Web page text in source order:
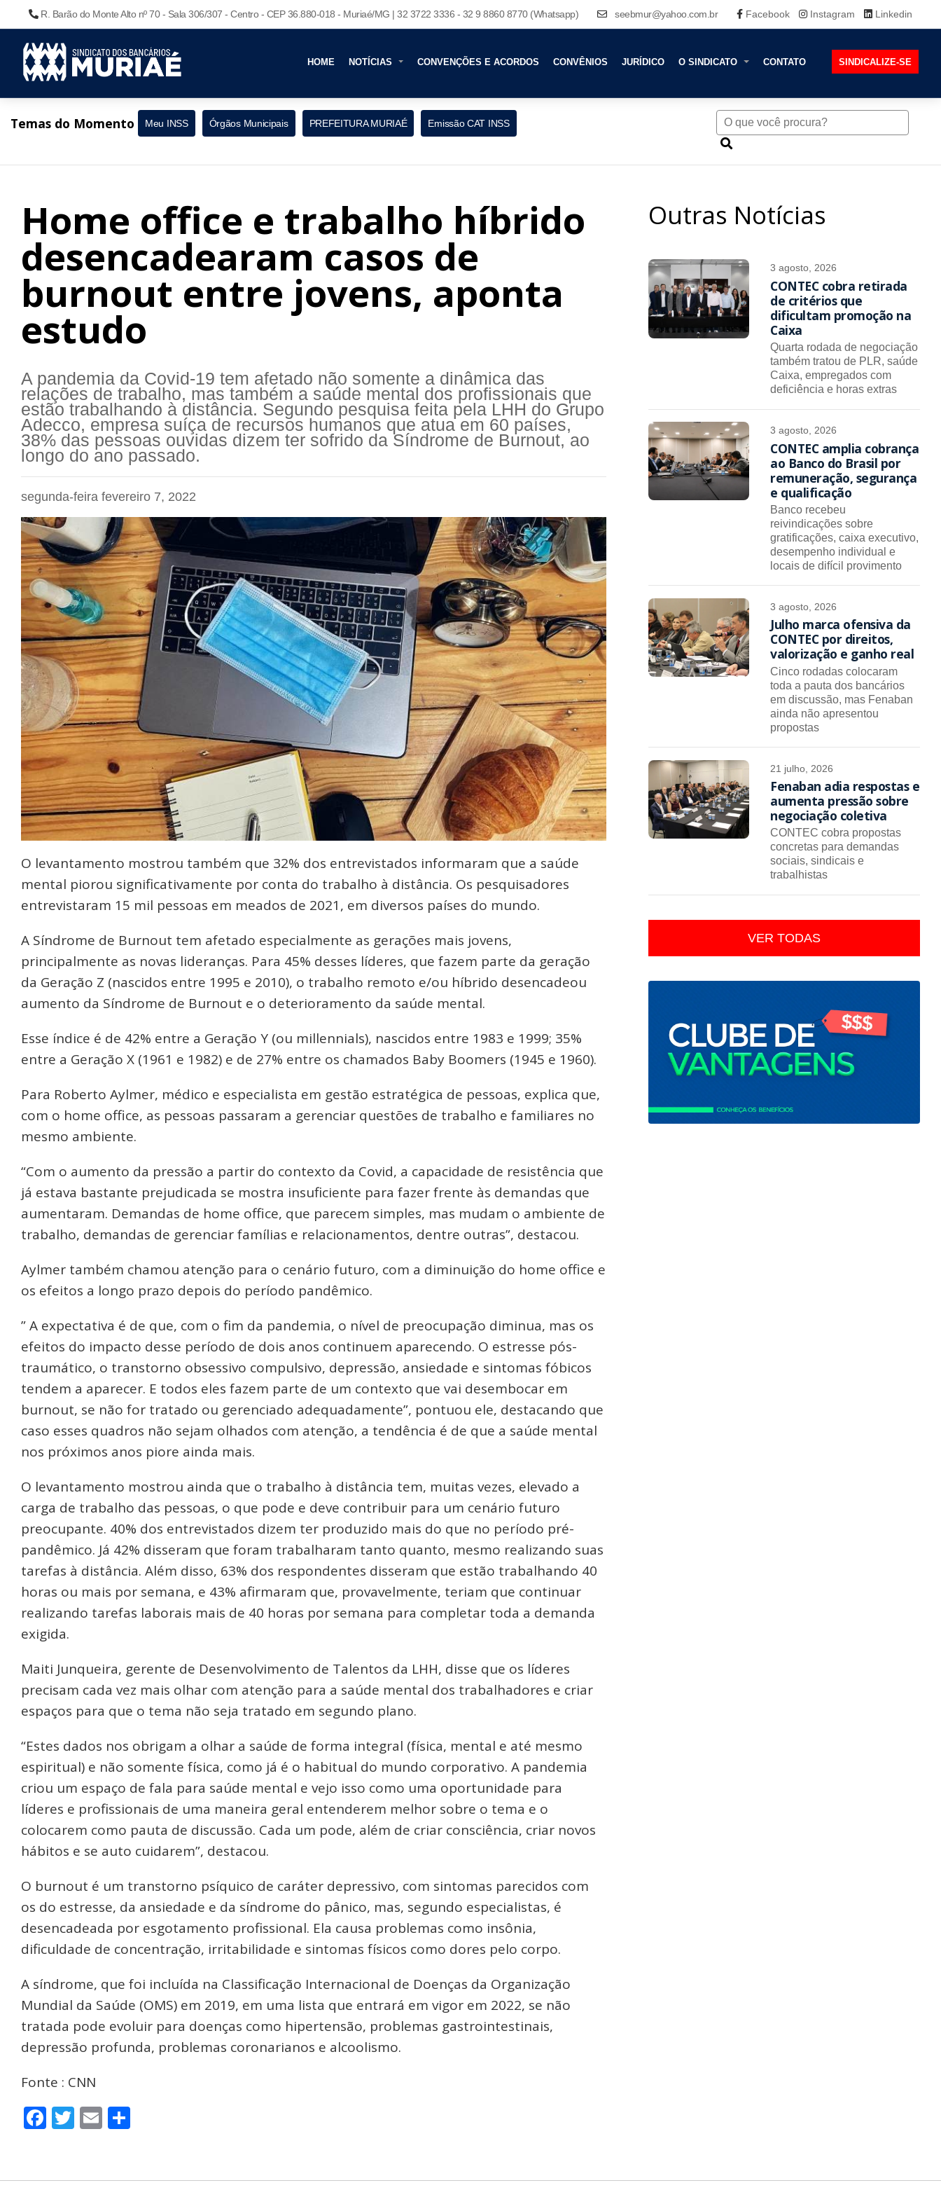
R. Barão do Monte Alto nº 70 - Sala 306/307 - Centro - CEP 36.880-018 - Muriaé/MG | 32 3722 3336 - 32 9 8860 8770 (Whatsapp) seebmur@yahoo.com.br Facebook Instagram Linkedin
HOME NOTÍCIAS CONVENÇÕES E ACORDOS CONVÊNIOS JURÍDICO O SINDICATO CONTATO SINDICALIZE-SE
Temas do Momento Meu INSS Órgãos Municipais PREFEITURA MURIAÉ Emissão CAT INSS
Home office e trabalho híbrido
desencadearam casos de
burnout entre jovens, aponta
estudo
A pandemia da Covid-19 tem afetado não somente a dinâmica das
relações de trabalho, mas também a saúde mental dos profissionais que
estão trabalhando à distância. Segundo pesquisa feita pela LHH do Grupo
Adecco, empresa suíça de recursos humanos que atua em 60 países,
38% das pessoas ouvidas dizem ter sofrido da Síndrome de Burnout, ao
longo do ano passado.
segunda-feira fevereiro 7, 2022
O levantamento mostrou também que 32% dos entrevistados informaram que a saúde
mental piorou significativamente por conta do trabalho à distância. Os pesquisadores
entrevistaram 15 mil pessoas em meados de 2021, em diversos países do mundo.
A Síndrome de Burnout tem afetado especialmente as gerações mais jovens,
principalmente as novas lideranças. Para 45% desses líderes, que fazem parte da geração
da Geração Z (nascidos entre 1995 e 2010), o trabalho remoto e/ou híbrido desencadeou
aumento da Síndrome de Burnout e o deterioramento da saúde mental.
Esse índice é de 42% entre a Geração Y (ou millennials), nascidos entre 1983 e 1999; 35%
entre a Geração X (1961 e 1982) e de 27% entre os chamados Baby Boomers (1945 e 1960).
Para Roberto Aylmer, médico e especialista em gestão estratégica de pessoas, explica que,
com o home office, as pessoas passaram a gerenciar questões de trabalho e familiares no
mesmo ambiente.
“Com o aumento da pressão a partir do contexto da Covid, a capacidade de resistência que
já estava bastante prejudicada se mostra insuficiente para fazer frente às demandas que
aumentaram. Demandas de home office, que parecem simples, mas mudam o ambiente de
trabalho, demandas de gerenciar famílias e relacionamentos, dentre outras”, destacou.
Aylmer também chamou atenção para o cenário futuro, com a diminuição do home office e
os efeitos a longo prazo depois do período pandêmico.
” A expectativa é de que, com o fim da pandemia, o nível de preocupação diminua, mas os
efeitos do impacto desse período de dois anos continuem aparecendo. O estresse pós-
traumático, o transtorno obsessivo compulsivo, depressão, ansiedade e sintomas fóbicos
tendem a aparecer. E todos eles fazem parte de um contexto que vai desembocar em
burnout, se não for tratado ou gerenciado adequadamente”, pontuou ele, destacando que
caso esses quadros não sejam olhados com atenção, a tendência é de que a saúde mental
nos próximos anos piore ainda mais.
O levantamento mostrou ainda que o trabalho à distância tem, muitas vezes, elevado a
carga de trabalho das pessoas, o que pode e deve contribuir para um cenário futuro
preocupante. 40% dos entrevistados dizem ter produzido mais do que no período pré-
pandêmico. Já 42% disseram que foram trabalharam tanto quanto, mesmo realizando suas
tarefas à distância. Além disso, 63% dos respondentes disseram que estão trabalhando 40
horas ou mais por semana, e 43% afirmaram que, provavelmente, teriam que continuar
realizando tarefas laborais mais de 40 horas por semana para completar toda a demanda
exigida.
Maiti Junqueira, gerente de Desenvolvimento de Talentos da LHH, disse que os líderes
precisam cada vez mais olhar com atenção para a saúde mental dos trabalhadores e criar
espaços para que o tema não seja tratado em segundo plano.
“Estes dados nos obrigam a olhar a saúde de forma integral (física, mental e até mesmo
espiritual) e não somente física, como já é o habitual do mundo corporativo. A pandemia
criou um espaço de fala para saúde mental e vejo isso como uma oportunidade para
líderes e profissionais de uma maneira geral entenderem melhor sobre o tema e o
colocarem como pauta de discussão. Cada um pode, além de criar consciência, criar novos
hábitos e se auto cuidarem”, destacou.
O burnout é um transtorno psíquico de caráter depressivo, com sintomas parecidos com
os do estresse, da ansiedade e da síndrome do pânico, mas, segundo especialistas, é
desencadeada por esgotamento profissional. Ela causa problemas como insônia,
dificuldade de concentração, irritabilidade e sintomas físicos como dores pelo corpo.
A síndrome, que foi incluída na Classificação Internacional de Doenças da Organização
Mundial da Saúde (OMS) em 2019, em uma lista que entrará em vigor em 2022, se não
tratada pode evoluir para doenças como hipertensão, problemas gastrointestinais,
depressão profunda, problemas coronarianos e alcoolismo.
Fonte : CNN
Facebook
Twitter
Email
Outras Notícias
3 agosto, 2026
CONTEC cobra retirada
de critérios que
dificultam promoção na
Caixa
Quarta rodada de negociação
também tratou de PLR, saúde
Caixa, empregados com
deficiência e horas extras
3 agosto, 2026
CONTEC amplia cobrança
ao Banco do Brasil por
remuneração, segurança
e qualificação
Banco recebeu
reivindicações sobre
gratificações, caixa executivo,
desempenho individual e
locais de difícil provimento
3 agosto, 2026
Julho marca ofensiva da
CONTEC por direitos,
valorização e ganho real
Cinco rodadas colocaram
toda a pauta dos bancários
em discussão, mas Fenaban
ainda não apresentou
propostas
21 julho, 2026
Fenaban adia respostas e
aumenta pressão sobre
negociação coletiva
CONTEC cobra propostas
concretas para demandas
sociais, sindicais e
trabalhistas
VER TODAS